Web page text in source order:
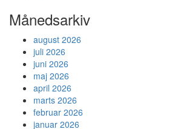
Månedsarkiv
august 2026
juli 2026
juni 2026
maj 2026
april 2026
marts 2026
februar 2026
januar 2026